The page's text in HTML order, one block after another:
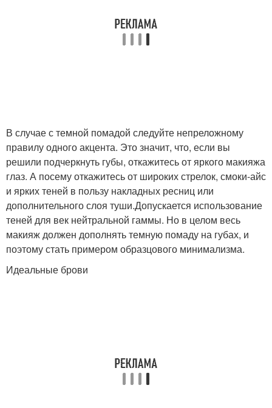
В случае с темной помадой следуйте непреложному
правилу одного акцента. Это значит, что, если вы
решили подчеркнуть губы, откажитесь от яркого макияжа
глаз. А посему откажитесь от широких стрелок, смоки-айс
и ярких теней в пользу накладных ресниц или
дополнительного слоя туши.Допускается использование
теней для век нейтральной гаммы. Но в целом весь
макияж должен дополнять темную помаду на губах, и
поэтому стать примером образцового минимализма.
Идеальные брови